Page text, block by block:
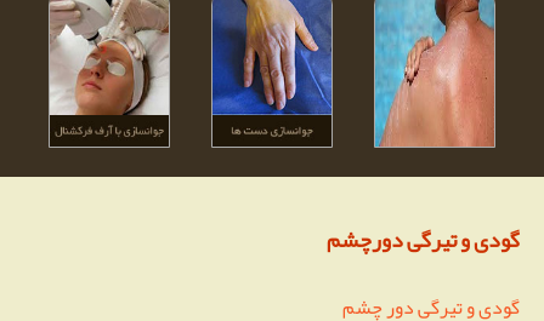
گودی و تیرگی دورچشم
گودی و تیرگی دور چشم